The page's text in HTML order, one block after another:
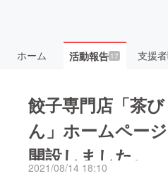
ホーム 活動報告17 支援者
餃子専門店「茶び
ん」ホームページ
開設しました。
2021/08/14 18:10